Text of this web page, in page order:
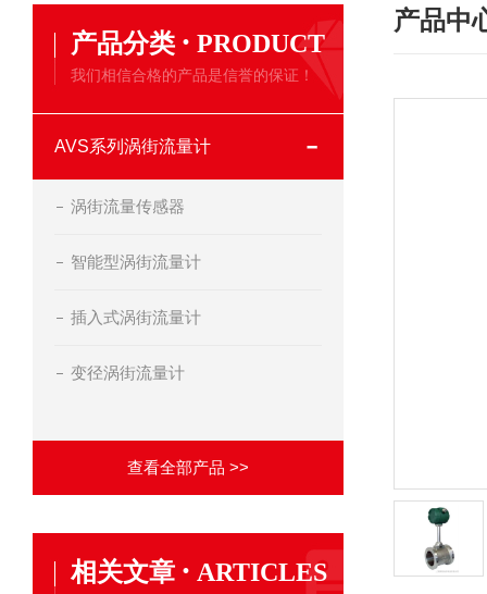
产品分类 · PRODUCT
我们相信合格的产品是信誉的保证！
AVS系列涡街流量计
涡街流量传感器
智能型涡街流量计
插入式涡街流量计
变径涡街流量计
查看全部产品 >>
相关文章 · ARTICLES
产品中